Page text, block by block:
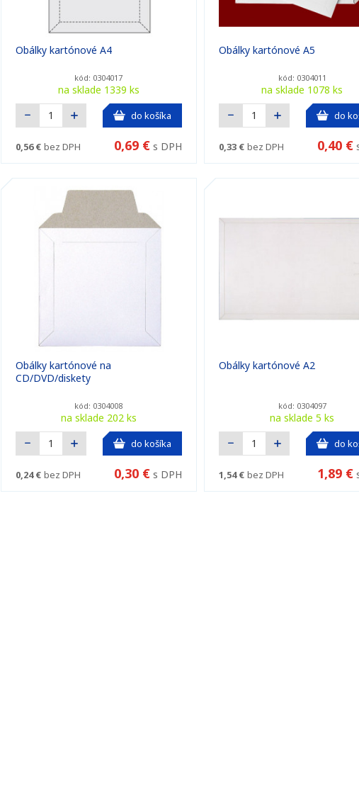
Obálky kartónové A4
kód: 0304017
na sklade 1339 ks
do košíka
0,56 € bez DPH 0,69 € s DPH
Obálky kartónové A5
kód: 0304011
na sklade 1078 ks
do
0,33 € bez DPH 0,40 €
Obálky kartónové na
CD/DVD/diskety
kód: 0304008
na sklade 202 ks
do košíka
0,24 € bez DPH 0,30 € s DPH
Obálky kartónové A2
kód: 0304097
na sklade 5 ks
do
1,54 € bez DPH 1,89 €